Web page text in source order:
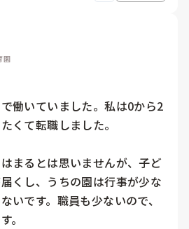
園
働いていました。私は0から2
くて転職しました。
まるとは思いませんが、子ど
くし、うちの園は行事が少な
いです。職員も少ないので、
。